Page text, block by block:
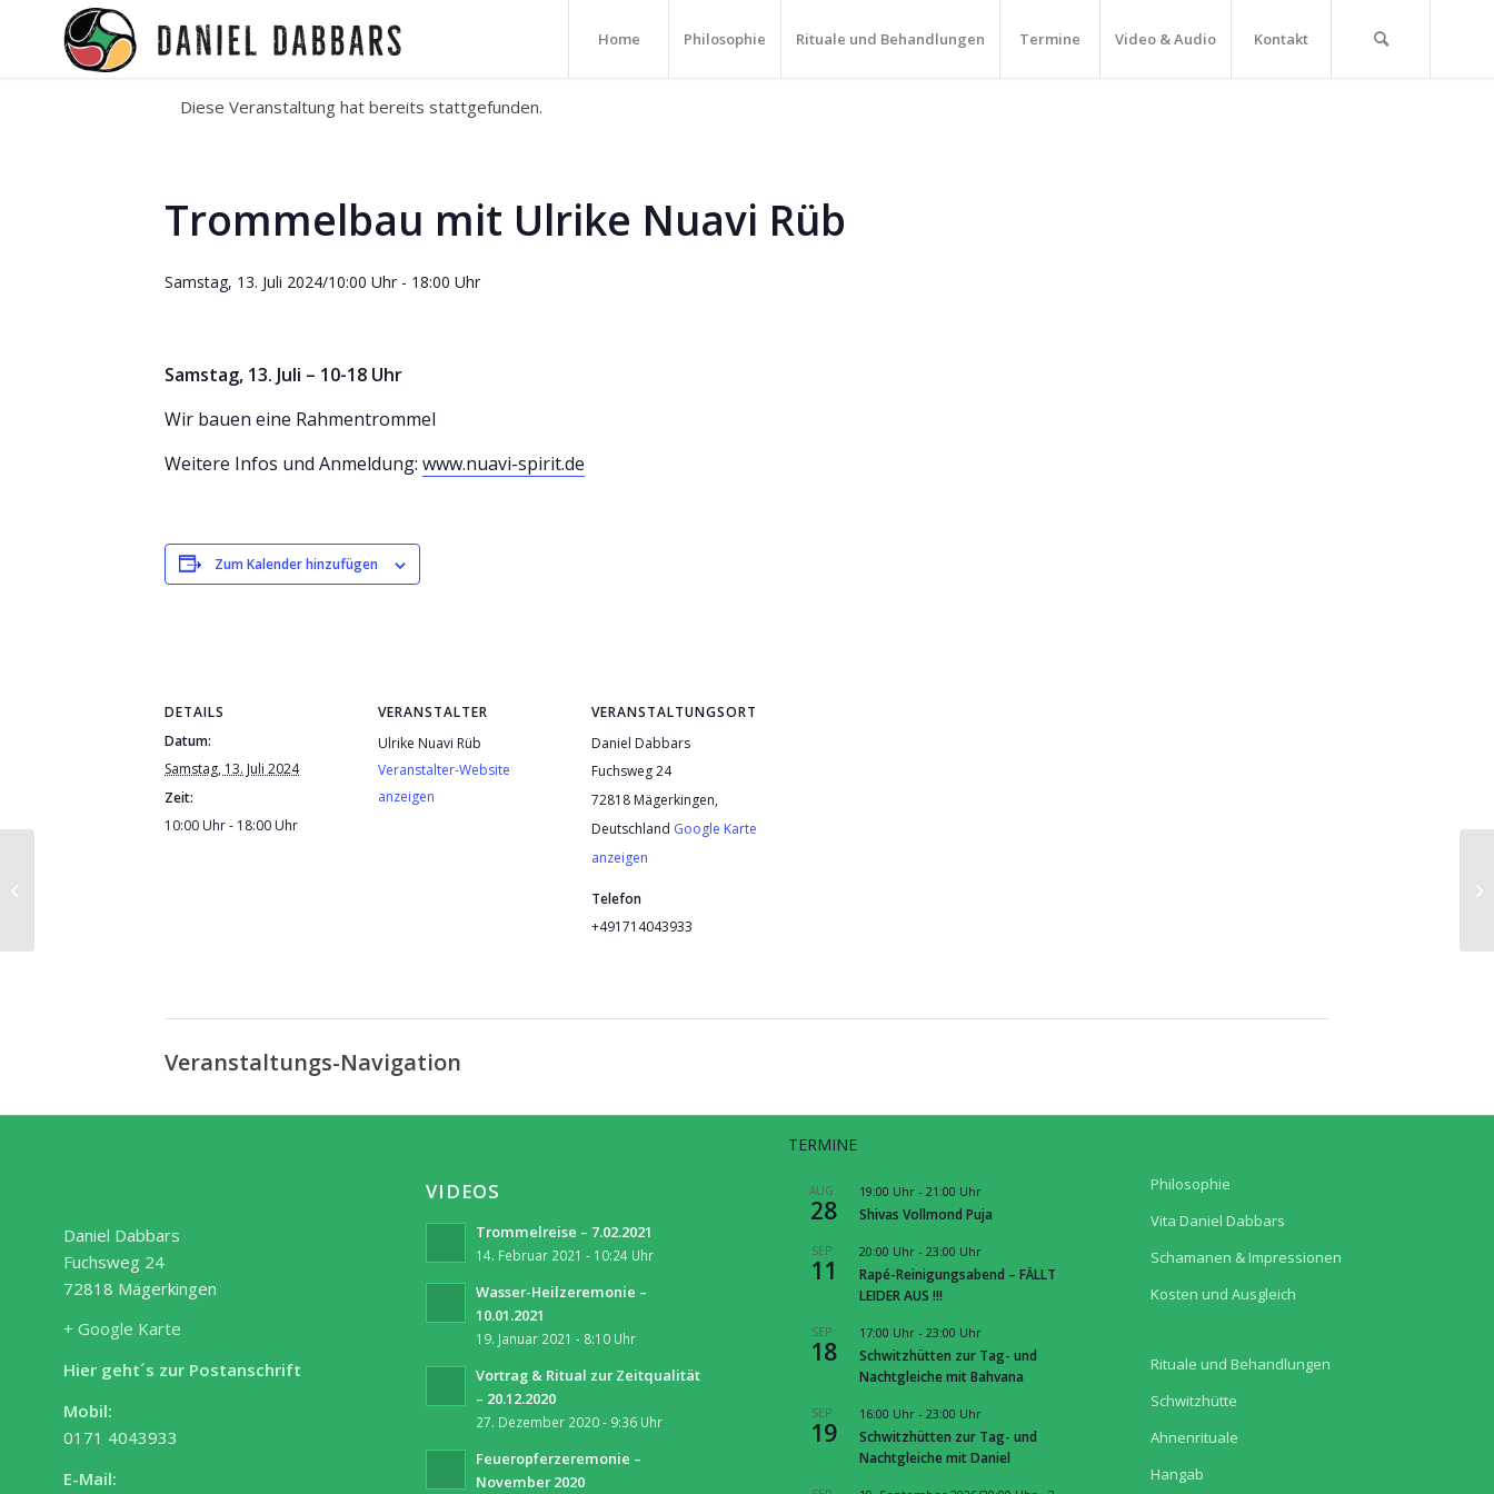
Home Philosophie Rituale und Behandlungen Termine Video & Audio Kontakt
Diese Veranstaltung hat bereits stattgefunden.
Trommelbau mit Ulrike Nuavi Rüb
Samstag, 13. Juli 2024/10:00 Uhr - 18:00 Uhr
Samstag, 13. Juli – 10-18 Uhr
Wir bauen eine Rahmentrommel
Weitere Infos und Anmeldung: www.nuavi-spirit.de
Zum Kalender hinzufügen
DETAILS
Datum:
Samstag, 13. Juli 2024
Zeit:
10:00 Uhr - 18:00 Uhr
VERANSTALTER
Ulrike Nuavi Rüb
Veranstalter-Website
anzeigen
VERANSTALTUNGSORT
Daniel Dabbars
Fuchsweg 24
72818 Mägerkingen,
Deutschland Google Karte
anzeigen
Telefon
+491714043933
Veranstaltungs-Navigation
Daniel Dabbars
Fuchsweg 24
72818 Mägerkingen
+ Google Karte
Hier geht´s zur Postanschrift
Mobil:
0171 4043933
E-Mail:
VIDEOS
Trommelreise – 7.02.2021
14. Februar 2021 - 10:24 Uhr
Wasser-Heilzeremonie –
10.01.2021
19. Januar 2021 - 8:10 Uhr
Vortrag & Ritual zur Zeitqualität
– 20.12.2020
27. Dezember 2020 - 9:36 Uhr
Feueropferzeremonie –
November 2020
TERMINE
AUG.
28
19:00 Uhr- 21:00 Uhr
Shivas Vollmond Puja
SEP.
11
20:00 Uhr- 23:00 Uhr
Rapé-Reinigungsabend – FÄLLT
LEIDER AUS !!!
SEP.
18
17:00 Uhr- 23:00 Uhr
Schwitzhütten zur Tag- und
Nachtgleiche mit Bahvana
SEP.
19
16:00 Uhr- 23:00 Uhr
Schwitzhütten zur Tag- und
Nachtgleiche mit Daniel
Philosophie
Vita Daniel Dabbars
Schamanen & Impressionen
Kosten und Ausgleich
Rituale und Behandlungen
Schwitzhütte
Ahnenrituale
Hangab